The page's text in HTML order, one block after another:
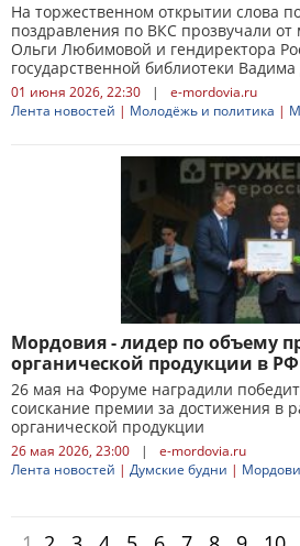
На торжественном открытии слова
поздравления по ВКС прозвучали
Ольги Любимовой и гендиректора
государственной библиотеки
01 июня 2026, 22:30 |
e-mordovia.ru
Лента новостей | Молодёжь и политика |
Мордовия - лидер по объему
органической продукции в РФ
26 мая на Форуме наградили
соискание премии за достижения в
органической продукции
26 мая 2026, 23:00 |
e-mordovia.ru
Лента новостей | Думские будни |